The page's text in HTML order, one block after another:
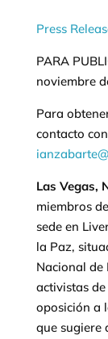
Press
PARA
noviembre
Para
contacto
Las Vegas,
miembros
sede en
la Paz,
Nacional de
activistas
oposición a
que sugiere